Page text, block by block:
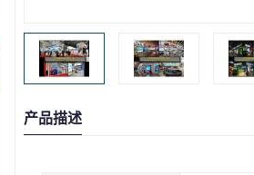
产品描述